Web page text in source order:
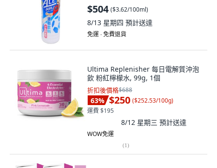
$504 ($3.62/100ml)
8/13 星期四 預計送達
免運 ∙ 免費退貨
Ultima Replenisher 每日電解質沖泡
飲 粉紅檸檬水, 99g, 1個
折扣後價格$688
63% $250 ($252.53/100g)
運費 $195
8/12 星期三 預計送達
WOW免運
(1)